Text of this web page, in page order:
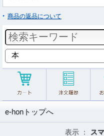
商品の返品について
e-honトップへ
表示 ： ス